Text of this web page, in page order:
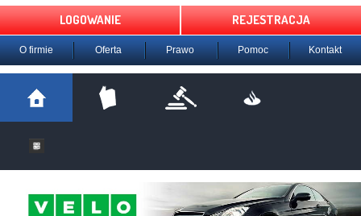
LOGOWANIE REJESTRACJA
O firmie Oferta Prawo Pomoc Kontakt